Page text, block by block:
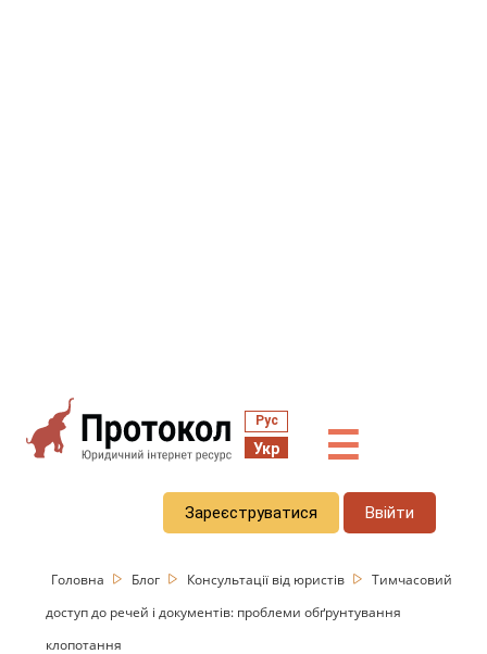
Рус
Укр ☰
Зареєструватися Ввійти
Головна Блог Консультації від юристів
Тимчасовий
доступ до речей і документів: проблеми обґрунтування
клопотання